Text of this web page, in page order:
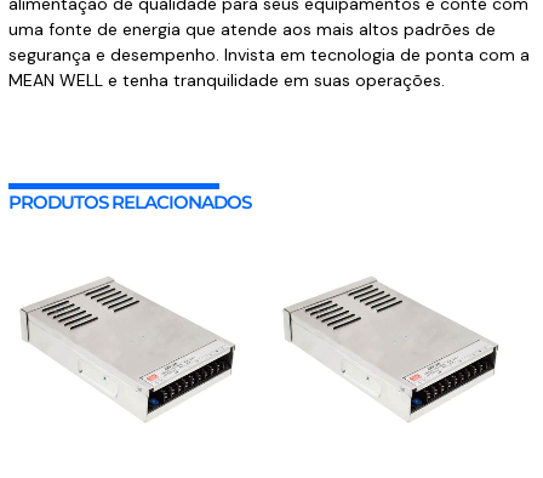
uma fonte de energia que atende aos mais altos padrões de
segurança e desempenho. Invista em tecnologia de ponta com a
MEAN WELL e tenha tranquilidade em suas operações.
PRODUTOS RELACIONADOS